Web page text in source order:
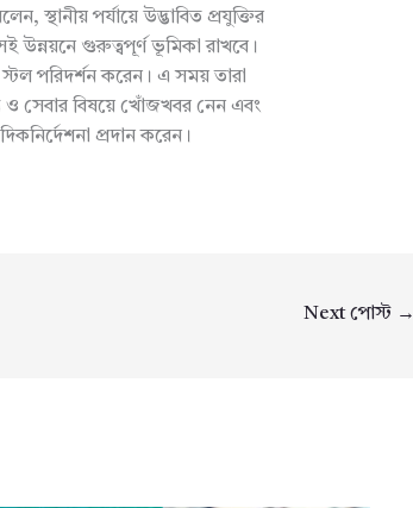
স্থানীয় পর্যায়ে উদ্ভাবিত প্রযুক্তির
উন্নয়নে গুরুত্বপূর্ণ ভূমিকা রাখবে।
পরিদর্শন করেন। এ সময় তারা
ও সেবার বিষয়ে খোঁজখবর নেন এবং
প্রদান করেন।
Next পোস্ট →